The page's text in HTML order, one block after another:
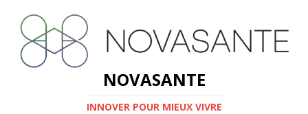
NOVASANTE
INNOVER POUR MIEUX VIVRE